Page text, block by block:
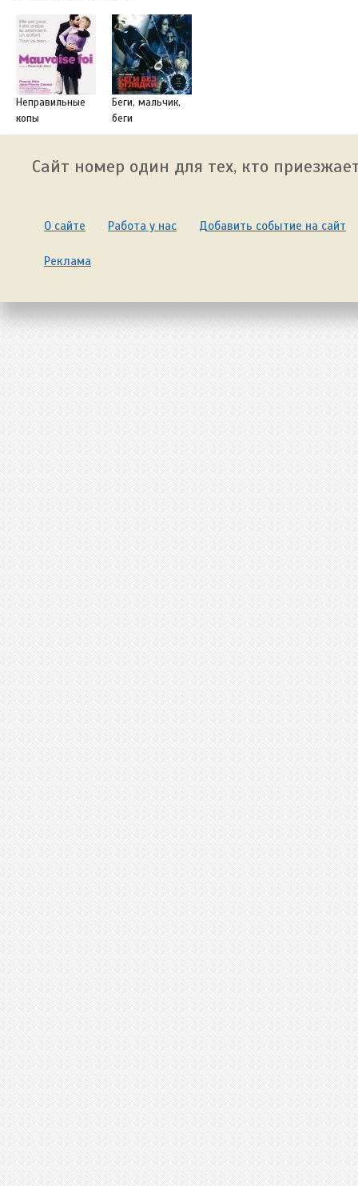
Неправильные
копы
Беги, мальчик,
беги
Сайт номер один для тех, кто
О сайте Работа у нас Добавить событие на сайт
Реклама